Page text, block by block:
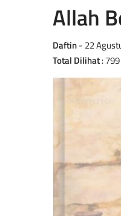
Allah
Daftin- 22
Total Dilihat: 799